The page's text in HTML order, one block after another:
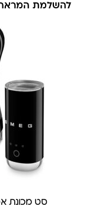
להשלמת
סט מכונת